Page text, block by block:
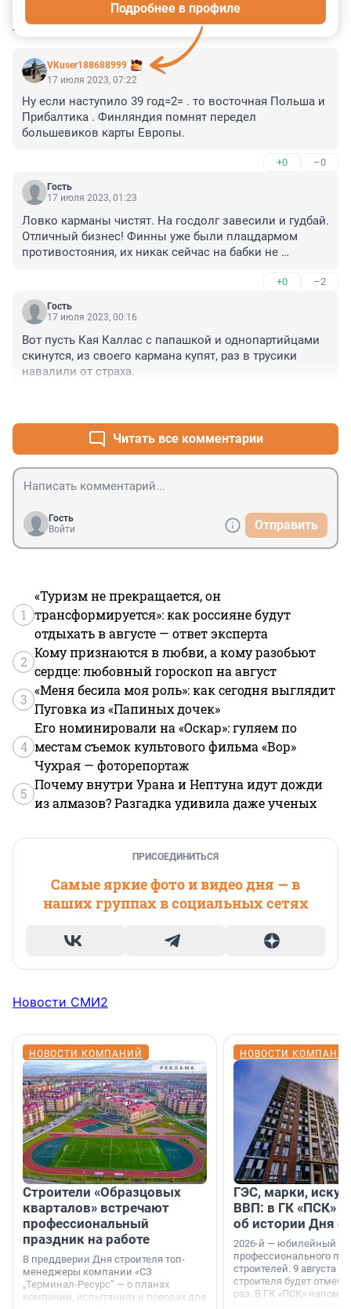
КОММЕНТАРИИ 32
VKuser188688999
Подробнее в профиле
17 июля 2023, 07:22
Ну если наступило 39 год=2= . то восточная Польша и
Прибалтика . Финляндия помнят передел
большевиков карты Европы.
+0 –0
Гость
17 июля 2023, 01:23
Ловко карманы чистят. На госдолг завесили и гудбай.
Отличный бизнес! Финны уже были плацдармом
противостояния, их никак сейчас на бабки не
канитель с наших добрых соседей эстонцев... Самих
эстонцев про 1 млрд.долларов никто и спрашивать
не будет. Какая прелесть)))
+0 –2
Гость
17 июля 2023, 00:16
Вот пусть Кая Каллас с папашкой и однопартийцами
скинутся, из своего кармана купят, раз в трусики
навалили от страха.
Читать все комментарии
Гость
Войти
Отправить
1
«Туризм не прекращается, он
трансформируется»: как россияне будут
отдыхать в августе — ответ эксперта
2
Кому признаются в любви, а кому разобьют
сердце: любовный гороскоп на август
3
«Меня бесила моя роль»: как сегодня выглядит
Пуговка из «Папиных дочек»
4
Его номинировали на «Оскар»: гуляем по
местам съемок культового фильма «Вор»
Чухрая — фоторепортаж
5
Почему внутри Урана и Нептуна идут дожди
из алмазов? Разгадка удивила даже ученых
ПРИСОЕДИНИТЬСЯ
Самые яркие фото и видео дня — в
наших группах в социальных сетях
Новости СМИ2
НОВОСТИ КОМПАНИЙ
Строители «Образцовых
кварталов» встречают
профессиональный
праздник на работе
В преддверии Дня строителя топ-
менеджеры компании «СЗ
„Терминал-Ресурс“ — о планах
компании, испытаниях и поводах для
НОВОСТИ
ГЭС, марки,
ВВП: в ГК «ПСК»
об истории Дня
2026-й — юбилейный
профессионального
строителей. 9 августа
строителя будет
раз. В ГК «ПСК»